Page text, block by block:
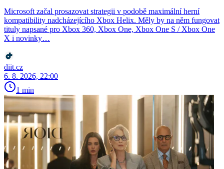
Microsoft začal prosazovat strategii v podobě maximální herní
kompatibility nadcházejícího Xbox Helix. Měly by na něm fungovat
tituly napsané pro Xbox 360, Xbox One, Xbox One S / Xbox One
X i novinky…
diit.cz
6. 8. 2026, 22:00
1 min